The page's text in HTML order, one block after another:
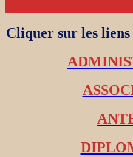
Cliquer sur les liens